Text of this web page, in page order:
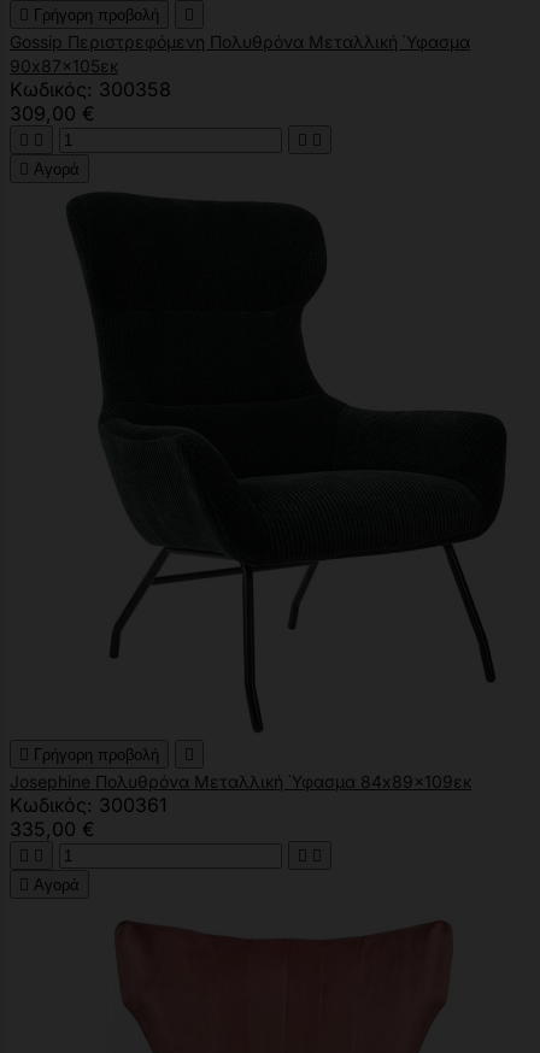
 Γρήγορη προβολή 
Gossip Περιστρεφόμενη Πολυθρόνα Μεταλλική Ύφασμα
90x87x105εκ
Κωδικός: 300358
309,00 €
   
 Αγορά
 Γρήγορη προβολή 
Josephine Πολυθρόνα Μεταλλική Ύφασμα 84x89x109εκ
Κωδικός: 300361
335,00 €
   
 Αγορά